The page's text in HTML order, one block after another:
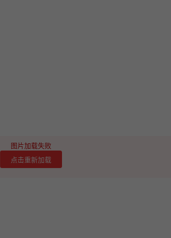
图片加载失败
点击重新加载